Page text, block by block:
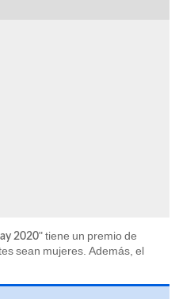
2020" tiene un premio de
sean mujeres. Además, el